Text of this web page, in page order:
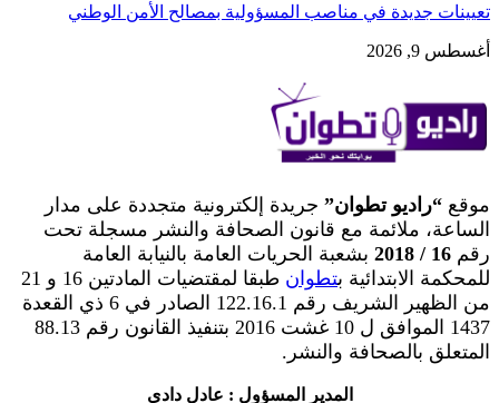
تعيينات جديدة في مناصب المسؤولية بمصالح الأمن الوطني
أغسطس 9, 2026
موقع “راديو تطوان” جريدة إلكترونية متجددة على مدار
الساعة، ملائمة مع قانون الصحافة والنشر مسجلة تحت
رقم 16 / 2018
بشعبة الحريات العامة بالنيابة العامة
للمحكمة الابتدائية بتطوان
طبقا لمقتضيات المادتين 16 و 21
من الظهير الشريف رقم 122.16.1 الصادر في 6 ذي القعدة
1437 الموافق ل 10 غشت 2016 بتنفيذ القانون رقم 88.13
المتعلق بالصحافة والنشر.
المدير المسؤول : عادل دادي